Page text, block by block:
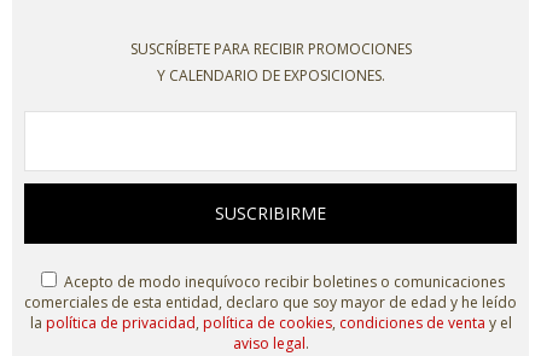
SUSCRÍBETE PARA RECIBIR PROMOCIONES
Y CALENDARIO DE EXPOSICIONES.
SUSCRIBIRME
Acepto de modo inequívoco recibir boletines o comunicaciones
comerciales de esta entidad, declaro que soy mayor de edad y he leído
la política de privacidad, política de cookies, condiciones de venta y el
aviso legal.